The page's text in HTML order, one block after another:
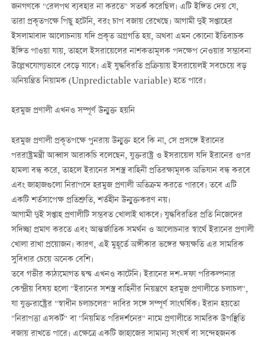
জনগণকে "রেলপথ ব্যবহার না করতে" সতর্ক করেছিল। এটি ইঙ্গিত দেয় যে,
তারা প্রকৃতপক্ষে পিছু হটেনি, বরং চাপ বজায় রেখেছে। আগামী দুই সপ্তাহের
ইসলামাবাদ আলোচনায় যদি প্রকৃত অগ্রগতি হয়, অথবা এমন কোনো ইতিবাচক
ইঙ্গিত পাওয়া যায়, তাহলে ইসরায়েলের নাশকতামূলক পদক্ষেপ নেওয়ার সম্ভাবনা
উল্লেখযোগ্যভাবে বেড়ে যাবে। এই যুদ্ধবিরতি প্রক্রিয়ায় ইসরায়েলই সবচেয়ে বড়
অনিয়ন্ত্রিত নিয়ামক (Unpredictable variable) হতে পারে।
হরমুজ প্রণালী এখনও সম্পূর্ণ উন্মুক্ত হয়নি
হরমুজ প্রণালী প্রকৃতপক্ষে পুনরায় উন্মুক্ত হবে কি না, সে প্রসঙ্গে ইরানের
পররাষ্ট্রমন্ত্রী আব্বাস আরাকচি বলেছেন, যুক্তরাষ্ট্র ও ইসরায়েল যদি ইরানের ওপর
হামলা বন্ধ করে, তাহলে ইরানের সশস্ত্র বাহিনী প্রতিরক্ষামূলক অভিযান বন্ধ করবে
এবং জাহাজগুলো নিরাপদে হরমুজ প্রণালী অতিক্রম করতে পারবে। তবে এটি
একটি শর্তসাপেক্ষ প্রতিশ্রুতি, শর্তহীন উন্মুক্তকরণ নয়।
আগামী দুই সপ্তাহ প্রণালীটি সম্ভবত খোলাই থাকবে। যুদ্ধবিরতির প্রতি নিজেদের
সদিচ্ছা প্রমাণ করতে এবং আন্তর্জাতিক সমর্থন ও আলোচনার স্বার্থে ইরানের প্রণালী
খোলা রাখা প্রয়োজন। কারণ, এই মুহূর্তে অঙ্গীকার ভঙ্গের ক্ষয়ক্ষতি এর সামরিক
সুবিধার চেয়ে অনেক বেশি।
তবে গভীর কাঠামোগত দ্বন্দ্ব এখনও কাটেনি। ইরানের দশ-দফা পরিকল্পনার
কেন্দ্রীয় বিষয় হলো "ইরানের সশস্ত্র বাহিনীর নিয়ন্ত্রণে হরমুজ প্রণালীতে চলাচল",
যা যুক্তরাষ্ট্রের "স্বাধীন চলাচলের" দাবির সঙ্গে সম্পূর্ণ সাংঘর্ষিক। ইরান হয়তো
"নিরাপত্তা এসকর্ট" বা "নিয়মিত পরিদর্শনের" নামে প্রণালীতে সামরিক উপস্থিতি
বজায় রাখতে পারে। এক্ষেত্রে একটি জাহাজের সামান্য সংঘর্ষ বা সন্দেহজনক